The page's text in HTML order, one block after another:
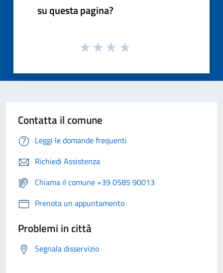
su questa pagina?
Contatta il comune
Leggi le domande frequenti
Richiedi Assistenza
Chiama il comune +39 0585 90013
Prenota un appuntamento
Problemi in città
Segnala disservizio